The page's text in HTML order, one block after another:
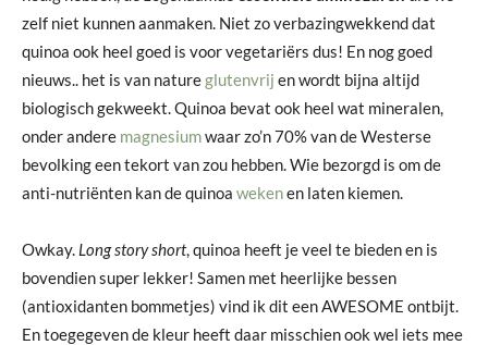
zelf niet kunnen aanmaken. Niet zo verbazingwekkend dat
quinoa ook heel goed is voor vegetariërs dus! En nog goed
nieuws.. het is van natureglutenvrij en wordt bijna altijd
biologisch gekweekt. Quinoa bevat ook heel wat mineralen,
onder andere magnesiumwaar zo’n 70% van de Westerse
bevolking een tekort van zou hebben. Wie bezorgd is om de
anti-nutriënten kan de quinoa wekenen laten kiemen.
Owkay. Long story short, quinoa heeft je veel te bieden en is
bovendien super lekker! Samen met heerlijke bessen
(antioxidanten bommetjes) vind ik dit een AWESOME ontbijt.
En toegegeven de kleur heeft daar misschien ook wel iets mee